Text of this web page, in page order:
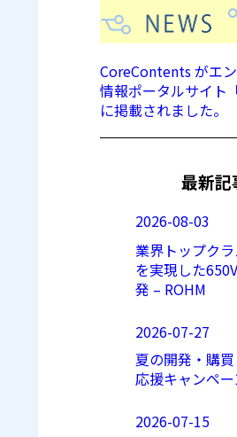
CoreContents がエ
情報ポータルサイト
に掲載されました。
最新記
2026-08-03
業界トップク
を実現した
発 – ROHM
2026-07-27
夏の開発・購
応援キャンペー
2026-07-15